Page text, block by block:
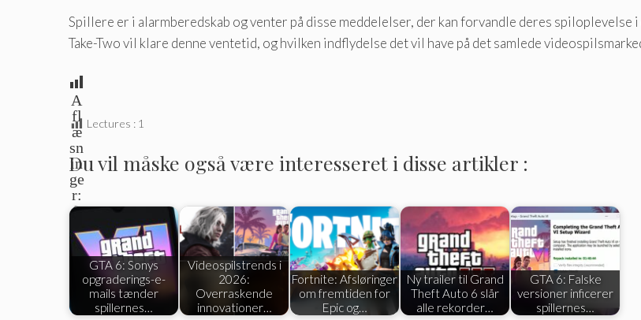
Spillere er i alarmberedskab og venter på disse meddelelser, der kan forvandle deres spiloplevelse
Take-Two vil klare denne ventetid, og hvilken indflydelse det vil have på det samlede
A
fl
æ
sn
in
ge
r:
0
Lectures : 1
Du vil måske også være interesseret i disse artikler :
GTA 6: Sonys
opgraderings-e-
mails tænder
spillernes…
Videospilstrends i
2026:
Overraskende
innovationer…
Fortnite: Afsløringer
om fremtiden for
Epic og…
Ny trailer til Grand
Theft Auto 6 slår
alle rekorder…
GTA 6: Falske
versioner inficerer
spillernes…